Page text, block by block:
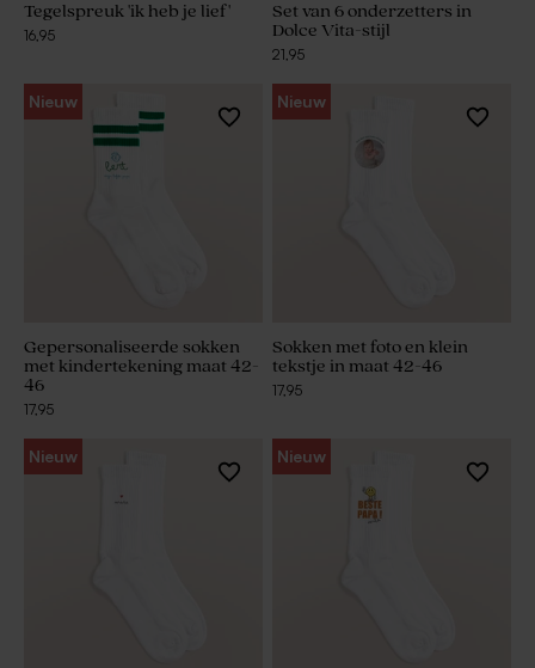
Tegelspreuk 'ik heb je lief'
16,95
Set van 6 onderzetters in
Dolce Vita-stijl
21,95
Nieuw
Gepersonaliseerde sokken
met kindertekening maat 42-
46
17,95
Nieuw
Sokken met foto en klein
tekstje in maat 42-46
17,95
Nieuw Nieuw